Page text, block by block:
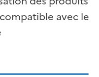
avec le